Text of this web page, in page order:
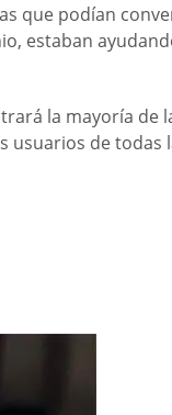
que podían
estaban
la mayoría de
usuarios de